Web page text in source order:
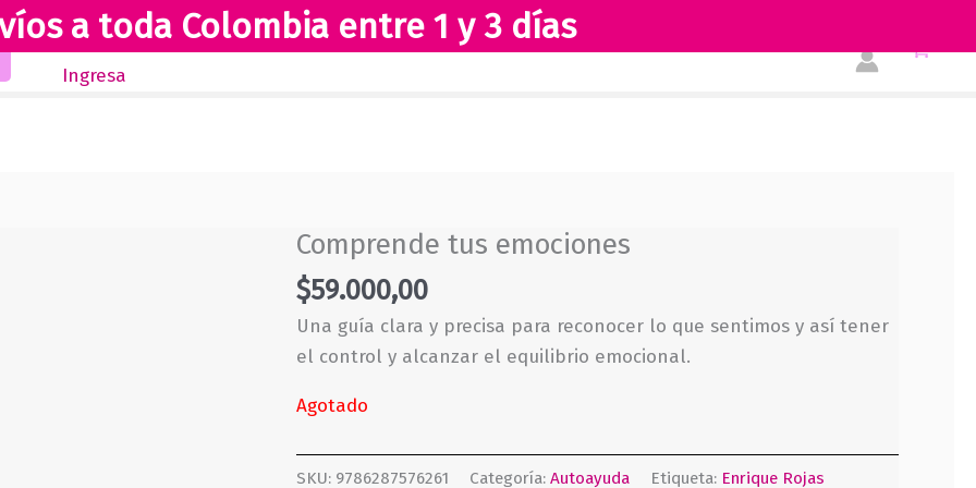
a toda Colombia entre 1 y 3 días
Inicio Novedades Revista Club Lectores Tienda
Ingresa
Comprende tus emociones
$59.000,00
Una guía clara y precisa para reconocer lo que sentimos y así tener
el control y alcanzar el equilibrio emocional.
Agotado
SKU: 9786287576261 Categoría:Autoayuda Etiqueta: Enrique Rojas